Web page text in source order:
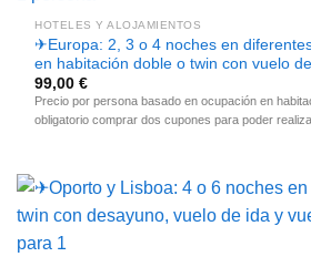
HOTELES Y ALOJAMIENTOS
✈Europa: 2, 3 o 4 noches en
en habitación doble o twin con vuelo
99,00€
Precio por persona basado en ocupación en
obligatorio comprar dos cupones para poder